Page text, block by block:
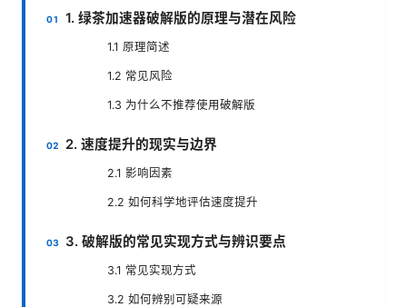
1. 绿茶加速器破解版的原理与潜在风险
1.1 原理简述
1.2 常见风险
1.3 为什么不推荐使用破解版
2. 速度提升的现实与边界
2.1 影响因素
2.2 如何科学地评估速度提升
3. 破解版的常见实现方式与辨识要点
3.1 常见实现方式
3.2 如何辨别可疑来源